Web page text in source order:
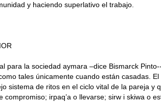
y haciendo superlativo el trabajo.
para la sociedad aymara –dice Bismarck
tales únicamente cuando están casadas.
sistema de ritos en el ciclo vital de la pareja y
compromiso; irpaq’a o llevarse; sirw i skiwa o